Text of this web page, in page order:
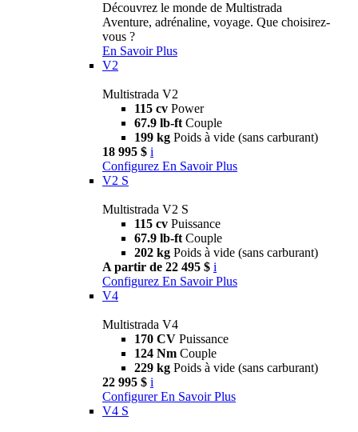
Découvrez le monde de Multistrada
Aventure, adrénaline, voyage. Que choisirez-
vous ?
En Savoir Plus
V2
Multistrada V2
115 cv Power
67.9 lb-ft Couple
199 kg Poids à vide (sans carburant)
18 995 $ i
Configurez En Savoir Plus
V2 S
Multistrada V2 S
115 cv Puissance
67.9 lb-ft Couple
202 kg Poids à vide (sans carburant)
A partir de 22 495 $ i
Configurez En Savoir Plus
V4
Multistrada V4
170 CV Puissance
124 Nm Couple
229 kg Poids à vide (sans carburant)
22 995 $ i
Configurer En Savoir Plus
V4 S